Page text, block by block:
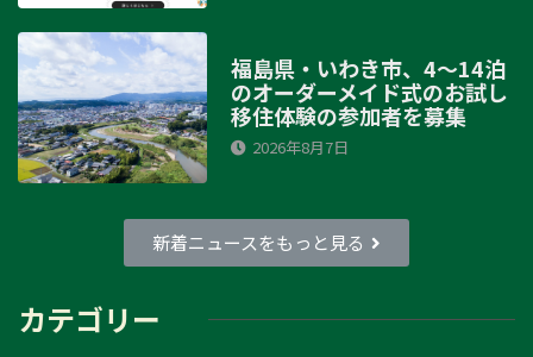
福島県・いわき市、4～14泊
のオーダーメイド式のお試し
移住体験の参加者を募集
2026年8月7日
新着ニュースをもっと見る
カテゴリー